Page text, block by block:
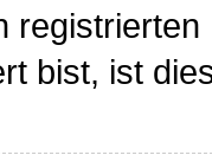
bist, ist